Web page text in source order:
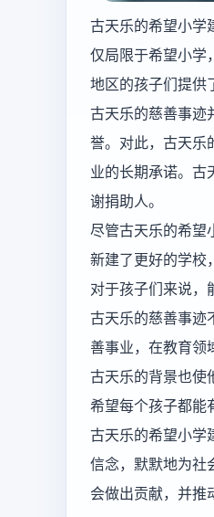
古天乐的希望小学
仅局限于希望小学
地区的孩子们提供
古天乐的慈善事迹
誉。对此，古天乐
业的长期承诺。古
谢捐助人。
尽管古天乐的希望
新建了更好的学校
对于孩子们来说，
古天乐的慈善事迹
善事业，在教育领
古天乐的背景也使
希望每个孩子都能
古天乐的希望小学
信念，默默地为社
会做出贡献，并推